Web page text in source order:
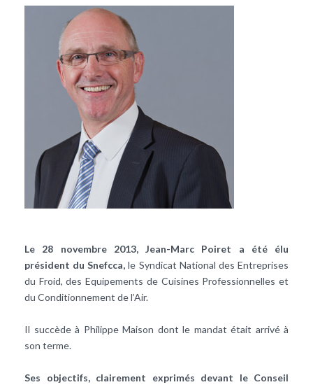
Le 28 novembre 2013, Jean-Marc Poiret a été élu
président du Snefcca,le Syndicat National des Entreprises
du Froid, des Equipements de Cuisines Professionnelles et
du Conditionnement de l’Air.
Il succède à Philippe Maison dont le mandat était arrivé à
son terme.
Ses objectifs, clairement exprimés devant le Conseil